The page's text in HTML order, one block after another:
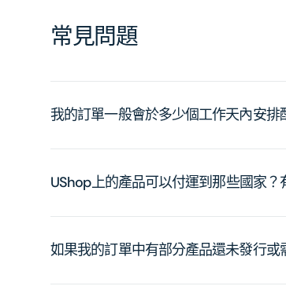
常見問題
我的訂單一般會於多少個工作天內安排
UShop上的產品可以付運到那些國家？
如果我的訂單中有部分產品還未發行